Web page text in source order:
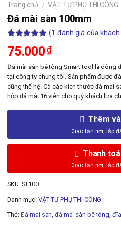
Trang chủ / VẬT TƯ PHỤ THI CÔNG
Đá mài sàn 100mm
dựa trên
(1 đánh giá của khách
75.000₫
Đá mài sàn bê tông Smart tool là dòng
tại công ty chúng tôi. Sản phẩm được
cũng thế hệ. Có các kích thước đá mài
hộp đá mài 16 viên cho quý khách lựa
Thêm
Thanh
SKU: ST100
Danh mục: VẬT TƯ PHỤ THI CÔNG
Thẻ: Đá mài sàn đá mài sàn bê tông